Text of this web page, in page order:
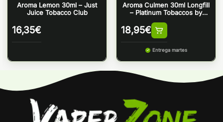
Aroma Lemon 30ml – Just
Juice Tobacco Club
16,35€
Aroma Culmen 30ml Longfill
– Platinum Tobaccos by
18,95€
Entrega martes